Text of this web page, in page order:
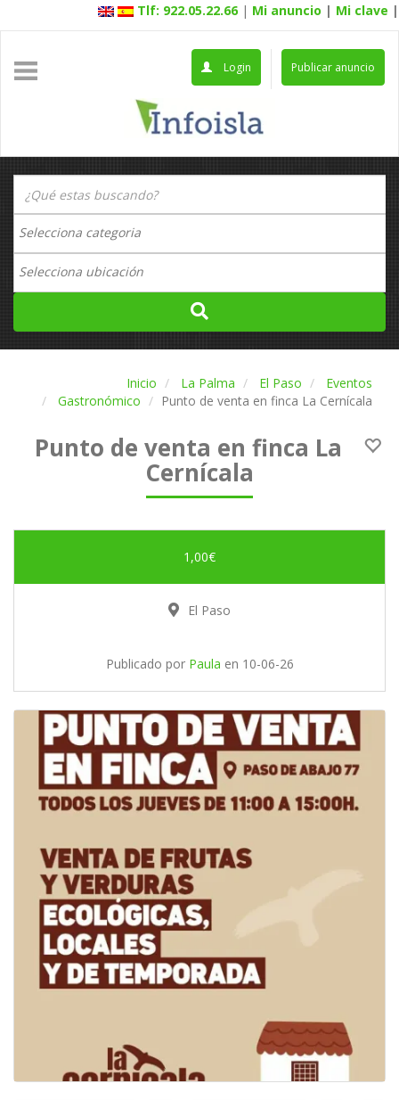
Tlf: 922.05.22.66 | Mi anuncio | Mi clave |
Publicar anuncio
Login
Inicio La Palma El Paso
Eventos
Gastronómico
Punto de venta en finca La Cernícala
Punto de venta en finca La
Cernícala
1,00€
El Paso
Publicado por Paula en 10-06-26